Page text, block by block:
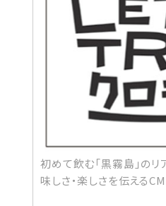
初めて飲む「黒霧島」の
味しさ・楽しさを伝えるCM